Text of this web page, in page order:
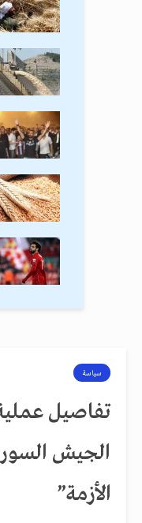
سياسة
تفاصيل عملية
الجيش
الأزمة”